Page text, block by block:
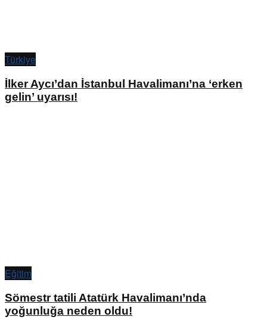
Türkiye
İlker Aycı’dan İstanbul Havalimanı’na ‘erken
gelin’ uyarısı!
Eğitim
Sömestr tatili Atatürk Havalimanı’nda
yoğunluğa neden oldu!